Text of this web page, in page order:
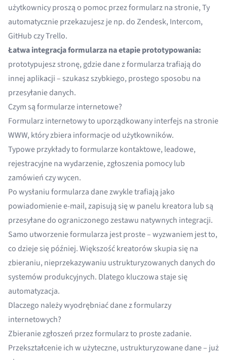
użytkownicy proszą o pomoc przez formularz na stronie, Ty
automatycznie przekazujesz je np. do Zendesk, Intercom,
GitHub czy Trello.
Łatwa integracja formularza na etapie prototypowania:
prototypujesz stronę, gdzie dane z formularza trafiają do
innej aplikacji – szukasz szybkiego, prostego sposobu na
przesyłanie danych.
Czym są formularze internetowe?
Formularz internetowy to uporządkowany interfejs na stronie
WWW, który zbiera informacje od użytkowników.
Typowe przykłady to formularze kontaktowe, leadowe,
rejestracyjne na wydarzenie, zgłoszenia pomocy lub
zamówień czy wycen.
Po wysłaniu formularza dane zwykle trafiają jako
powiadomienie e-mail, zapisują się w panelu kreatora lub są
przesyłane do ograniczonego zestawu natywnych integracji.
Samo utworzenie formularza jest proste – wyzwaniem jest to,
co dzieje się później. Większość kreatorów skupia się na
zbieraniu, nieprzekazywaniu ustrukturyzowanych danych do
systemów produkcyjnych. Dlatego kluczowa staje się
automatyzacja.
Dlaczego należy wyodrębniać dane z formularzy
internetowych?
Zbieranie zgłoszeń przez formularz to proste zadanie.
Przekształcenie ich w użyteczne, ustrukturyzowane dane – już